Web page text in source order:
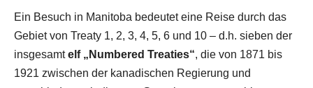
Ein Besuch in Manitoba bedeutet eine Reise durch das
Gebiet von Treaty 1, 2, 3, 4, 5, 6 und 10 – d.h. sieben der
insgesamtelf „Numbered Treaties“, die von 1871 bis
1921 zwischen der kanadischen Regierung und